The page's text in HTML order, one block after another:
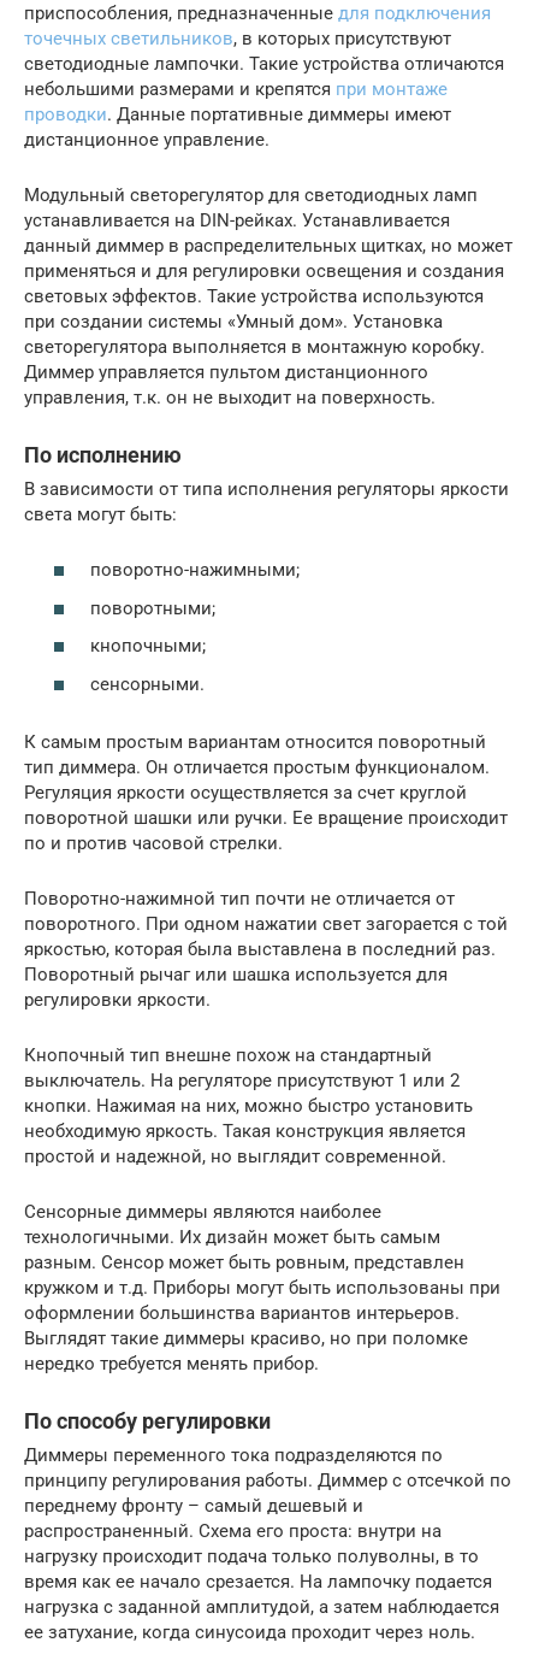
приспособления, предназначенные для подключения
точечных светильников, в которых присутствуют
светодиодные лампочки. Такие устройства отличаются
небольшими размерами и крепятся при монтаже
проводки. Данные портативные диммеры имеют
дистанционное управление.
Модульный светорегулятор для светодиодных ламп
устанавливается на DIN-рейках. Устанавливается
данный диммер в распределительных щитках, но может
применяться и для регулировки освещения и создания
световых эффектов. Такие устройства используются
при создании системы «Умный дом». Установка
светорегулятора выполняется в монтажную коробку.
Диммер управляется пультом дистанционного
управления, т.к. он не выходит на поверхность.
По исполнению
В зависимости от типа исполнения регуляторы яркости
света могут быть:
поворотно-нажимными;
поворотными;
кнопочными;
сенсорными.
К самым простым вариантам относится поворотный
тип диммера. Он отличается простым функционалом.
Регуляция яркости осуществляется за счет круглой
поворотной шашки или ручки. Ее вращение происходит
по и против часовой стрелки.
Поворотно-нажимной тип почти не отличается от
поворотного. При одном нажатии свет загорается с той
яркостью, которая была выставлена в последний раз.
Поворотный рычаг или шашка используется для
регулировки яркости.
Кнопочный тип внешне похож на стандартный
выключатель. На регуляторе присутствуют 1 или 2
кнопки. Нажимая на них, можно быстро установить
необходимую яркость. Такая конструкция является
простой и надежной, но выглядит современной.
Сенсорные диммеры являются наиболее
технологичными. Их дизайн может быть самым
разным. Сенсор может быть ровным, представлен
кружком и т.д. Приборы могут быть использованы при
оформлении большинства вариантов интерьеров.
Выглядят такие диммеры красиво, но при поломке
нередко требуется менять прибор.
По способу регулировки
Диммеры переменного тока подразделяются по
принципу регулирования работы. Диммер с отсечкой по
переднему фронту – самый дешевый и
распространенный. Схема его проста: внутри на
нагрузку происходит подача только полуволны, в то
время как ее начало срезается. На лампочку подается
нагрузка с заданной амплитудой, а затем наблюдается
ее затухание, когда синусоида проходит через ноль.